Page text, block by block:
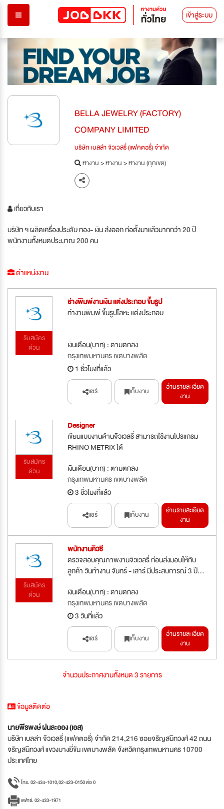
เข้าสู่ระบบ
BELLA JEWELRY (FACTORY)
COMPANY LIMITED
บริษัท เบลล่า จิวเวลรี่ (แฟคตอรี่) จำกัด
หางาน>หางาน>หางาน (ทุกเขต)
เกี่ยวกับเรา
บริษัท ฯ ผลิตเครื่องประดับ ทอง- เงิน ส่งออก ก่อตั้งมาแล้วมากกว่า 20 ปี
พนักงานทั้งหมดประมาณ 200 คน
ตำแหน่งงาน
รับสมัคร
ด่วน
ช่างพิมพ์งานเงิน แต่งประกอบ ขึ้นรูป
ทำงานพิมพ์ ขึ้นรูปโลหะ แต่งประกอบ
เงินเดือน(บาท) : ตามตกลง
กรุงเทพมหานคร เขตบางพลัด
1 ชั่วโมงที่แล้ว
แชร์ เก็บงาน
อ่านรายละเอียด
งาน
รับสมัคร
ด่วน
Designer
เขียนแบบงานด้านจิวเวลรี่ สามารถใช้งานโปรแกรม
RHINO METRIX ได้
เงินเดือน(บาท) : ตามตกลง
กรุงเทพมหานคร เขตบางพลัด
3 ชั่วโมงที่แล้ว
แชร์ เก็บงาน
อ่านรายละเอียด
งาน
รับสมัคร
ด่วน
พนักงานคิวซี
ตรวจสอบคุณภาพงานจิวเวลรี่ ก่อนส่งมอบให้กับ
ลูกค้า วันทำงาน จันทร์ - เสาร์ มีประสบการณ์ 3 ปี...
เงินเดือน(บาท) : ตามตกลง
กรุงเทพมหานคร เขตบางพลัด
3 วันที่แล้ว
แชร์ เก็บงาน
อ่านรายละเอียด
งาน
จำนวนประกาศงานทั้งหมด 3 รายการ
ข้อมูลติดต่อ
นายพีรพงษ์ ฝนละออง (เอส)
บริษัท เบลล่า จิวเวลรี่ (แฟคตอรี่) จำกัด 214,216 ซอยจรัญสนิทวงศ์ 42 ถนน
จรัญสนิทวงศ์ แขวงบางยี่ขัน เขตบางพลัด จังหวัดกรุงเทพมหานคร 10700
ประเทศไทย
โทร. 02-434-1010,02-423-0150 ต่อ 0
แฟกซ์. 02-433-1971